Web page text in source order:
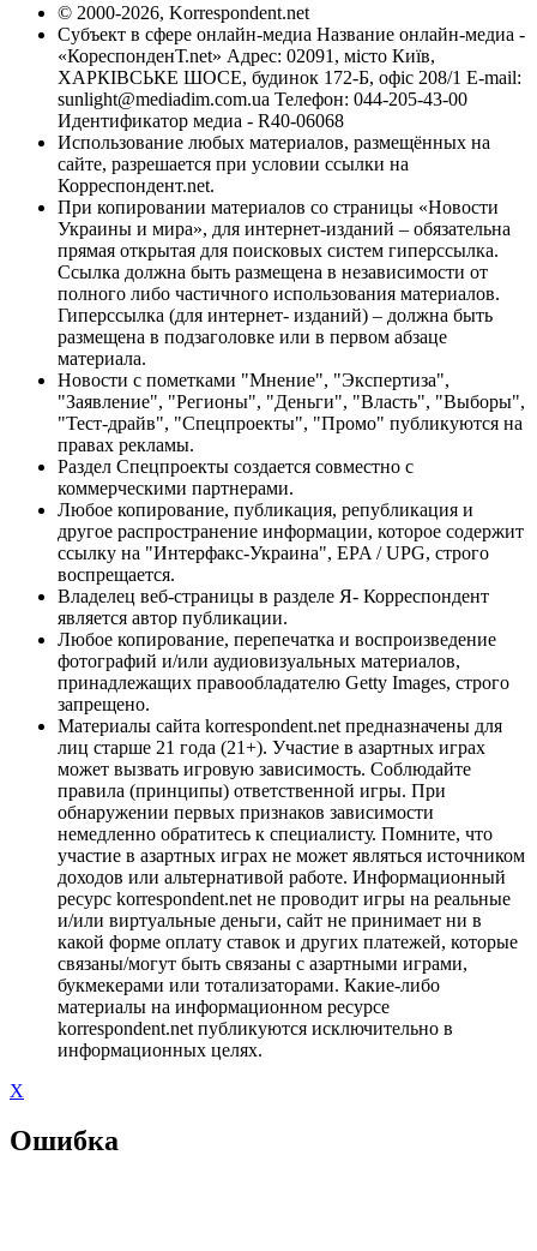
© 2000-2026, Korrespondent.net
Субъект в сфере онлайн-медиа Название онлайн-медиа -
«КореспонденТ.net» Адрес: 02091, місто Київ,
ХАРКІВСЬКЕ ШОСЕ, будинок 172-Б, офіс 208/1 E-mail:
sunlight@mediadim.com.ua Телефон: 044-205-43-00
Идентификатор медиа - R40-06068
Использование любых материалов, размещённых на
сайте, разрешается при условии ссылки на
Корреспондент.net.
При копировании материалов со страницы «Новости
Украины и мира», для интернет-изданий – обязательна
прямая открытая для поисковых систем гиперссылка.
Ссылка должна быть размещена в независимости от
полного либо частичного использования материалов.
Гиперссылка (для интернет- изданий) – должна быть
размещена в подзаголовке или в первом абзаце
материала.
Новости с пометками "Мнение", "Экспертиза",
"Заявление", "Регионы", "Деньги", "Власть", "Выборы",
"Тест-драйв", "Спецпроекты", "Промо" публикуются на
правах рекламы.
Раздел Спецпроекты создается совместно с
коммерческими партнерами.
Любое копирование, публикация, републикация и
другое распространение информации, которое содержит
ссылку на "Интерфакс-Украина", EPA / UPG, строго
воспрещается.
Владелец веб-страницы в разделе Я- Корреспондент
является автор публикации.
Любое копирование, перепечатка и воспроизведение
фотографий и/или аудиовизуальных материалов,
принадлежащих правообладателю Getty Images, строго
запрещено.
Материалы сайта korrespondent.net предназначены для
лиц старше 21 года (21+). Участие в азартных играх
может вызвать игровую зависимость. Соблюдайте
правила (принципы) ответственной игры. При
обнаружении первых признаков зависимости
немедленно обратитесь к специалисту. Помните, что
участие в азартных играх не может являться источником
доходов или альтернативой работе. Информационный
ресурс korrespondent.net не проводит игры на реальные
и/или виртуальные деньги, сайт не принимает ни в
какой форме оплату ставок и других платежей, которые
связаны/могут быть связаны с азартными играми,
букмекерами или тотализаторами. Какие-либо
материалы на информационном ресурсе
korrespondent.net публикуются исключительно в
информационных целях.
X
Ошибка